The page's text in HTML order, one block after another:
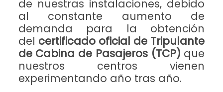
de nuestras instalaciones, debido
al constante aumento de
demanda para la obtención
del certificado oficial de Tripulante
de Cabina de Pasajeros (TCP) que
nuestros centros vienen
experimentando año tras año.